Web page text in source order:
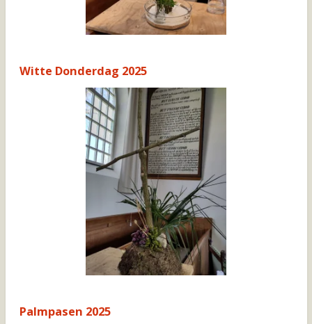
Witte Donderdag 2025
Palmpasen 2025